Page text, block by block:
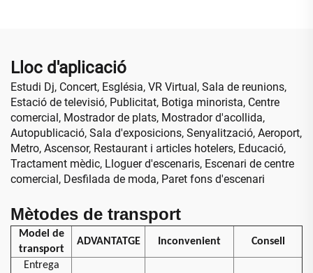
Lloc d'aplicació
Estudi Dj, Concert, Església, VR Virtual, Sala de reunions,
Estació de televisió, Publicitat, Botiga minorista, Centre
comercial, Mostrador de plats, Mostrador d'acollida,
Autopublicació, Sala d'exposicions, Senyalització, Aeroport,
Metro, Ascensor, Restaurant i articles hotelers, Educació,
Tractament mèdic, Lloguer d'escenaris, Escenari de centre
comercial, Desfilada de moda, Paret fons d'escenari
Mètodes de transport
Model de
transport
ADVANTATGE Inconvenient Consell
Entrega